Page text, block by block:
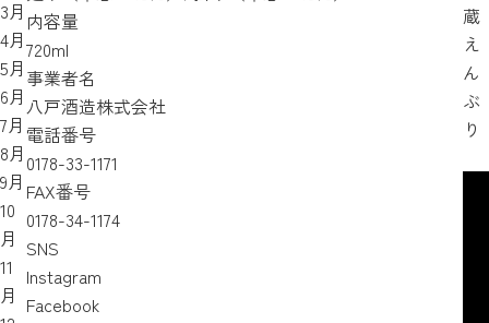
3月
4月
5月
6月
7月
8月
9月
10
月
11
月
内容量
720ml
事業者名
八戸酒造株式会社
電話番号
0178-33-1171
FAX番号
0178-34-1174
SNS
Instagram
Facebook
蔵
え
ん
ぶ
り